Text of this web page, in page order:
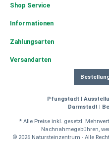
Shop Service
Informationen
Zahlungsarten
Versandarten
Pfungstadt |
Darmstadt |
* Alle Preise inkl. gesetzl.
Nachnahmegebühren,
© 2026 Natursteinzentrum - Alle